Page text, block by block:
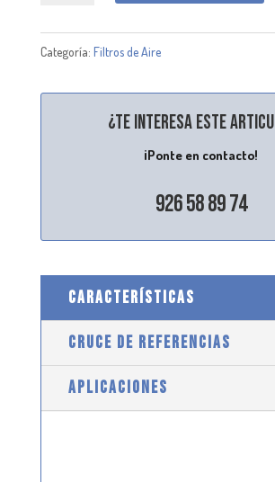
Categoría: Filtros de Aire
¿Te interesa este
¡Ponte en contacto!
926 58 89 74
CARACTERÍSTICAS
CRUCE DE REFERENCIAS
APLICACIONES